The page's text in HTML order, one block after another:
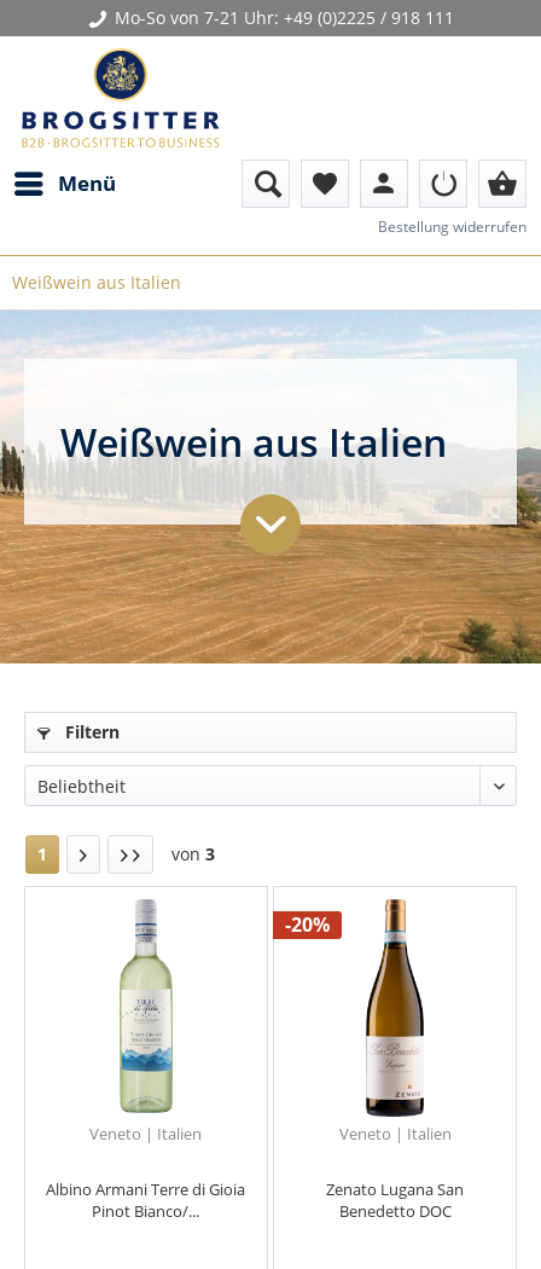
Mo-So von 7-21 Uhr: +49 (0)2225 / 918 111
Menü favorite person shopping_basket
Bestellung widerrufen
Weißwein aus Italien
Weißwein aus Italien
Filtern
1 von 3
Veneto | Italien
Albino Armani Terre di Gioia
Pinot Bianco/...
-20%
Veneto | Italien
Zenato Lugana San
Benedetto DOC